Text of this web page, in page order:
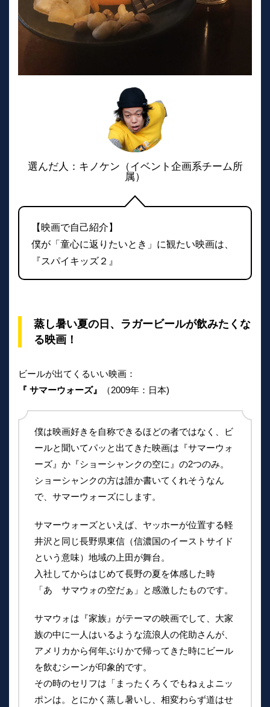
選んだ人：キノケン（イベント企画系チーム所
属）
【映画で自己紹介】
僕が「童心に返りたいとき」に観たい映画は、
『スパイキッズ２』
蒸し暑い夏の日、ラガービールが飲みたくな
る映画！
ビールが出てくるいい映画：
『 サマーウォーズ』
（2009年：日本)
僕は映画好きを自称できるほどの者ではなく、ビ
ールと聞いてパッと出てきた映画は『サマーウォ
ーズ』か『ショーシャンクの空に』の2つのみ。
ショーシャンクの方は誰か書いてくれそうなん
で、サマーウォーズにします。
サマーウォーズといえば、ヤッホーが位置する軽
井沢と同じ長野県東信（信濃国のイーストサイド
という意味）地域の上田が舞台。
入社してからはじめて長野の夏を体感した時
「あゝサマウォの空だぁ」と感激したものです。
サマウォは『家族』がテーマの映画でして、大家
族の中に一人はいるような流浪人の侘助さんが、
アメリカから何年ぶりかで帰ってきた時にビール
を飲むシーンが印象的です。
その時のセリフは「まったくろくでもねぇよニッ
ポンは。とにかく蒸し暑いし、相変わらず道はせ